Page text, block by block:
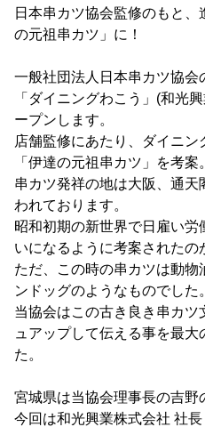
日本串カツ協会監修のもと
の元祖串カツ」に！
一般社団法人日本串カツ協会
「ダイニングわこう」(和光
ープンします。
店舗監修にあたり、ダイニ
「伊達の元祖串カツ」を考案。
串カツ発祥の地は大阪、通
われております。
昭和初期の新世界で日雇い
いになるように考案されたの
ただ、この時の串カツは動
ンドッグのようなものでした。
当協会はこの古き良き串カ
ュアップして伝える事を最
た。
宮城県は当協会理事長の吉野
今回は和光興業株式会社 社